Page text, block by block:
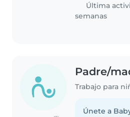
Última
semanas
Padre/
Únete a